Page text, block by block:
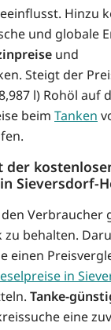
Hinzu
und globale
und
Steigt der
l) Rohöl auf
beim Tanken
der
Sieversdorf-
Verbraucher
behalten.
einen
in
Tanke-
eine